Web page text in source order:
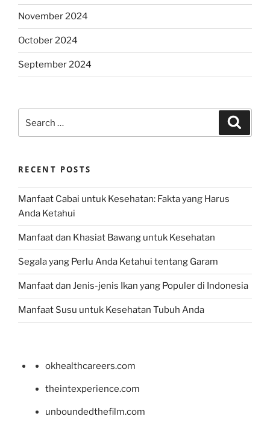
November 2024
October 2024
September 2024
for:
RECENT POSTS
Manfaat Cabai untuk Kesehatan: Fakta yang Harus
Anda Ketahui
Manfaat dan Khasiat Bawang untuk Kesehatan
Segala yang Perlu Anda Ketahui tentang Garam
Manfaat dan Jenis-jenis Ikan yang Populer di Indonesia
Manfaat Susu untuk Kesehatan Tubuh Anda
okhealthcareers.com
theintexperience.com
unboundedthefilm.com